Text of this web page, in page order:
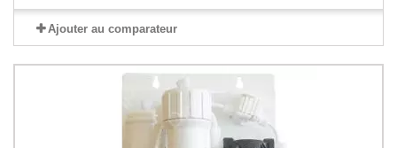
Ajouter au comparateur